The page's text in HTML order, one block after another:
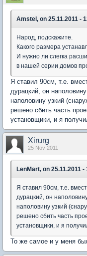
Amstel, on 25.11.2011 -
Народ, подскажите.
Какого размера
И нужно ли слегка
в нашей серии домов
Я ставил 90см, т.е.
дурацкий, он
наполовину узкий
решено сбить часть
установщики, и я
Xirurg
25 Nov 2011
LenMart, on 25.11.2011 -
Я ставил 90см, т.е.
дурацкий, он
наполовину узкий
решено сбить часть
установщики, и я
То же самое и у меня